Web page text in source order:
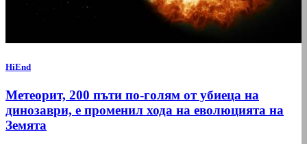
HiEnd
Метеорит, 200 пъти по-голям от убиеца на
динозаври, е променил хода на еволюцията на
Земята